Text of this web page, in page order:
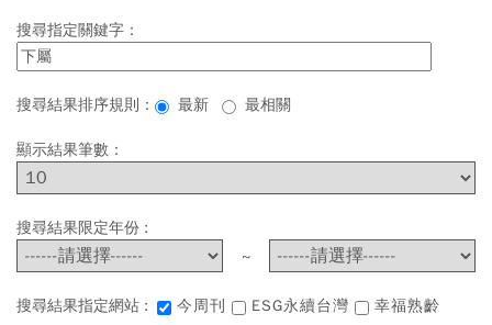
搜尋指定關鍵字：
搜尋結果排序規則： 最新 最相關
顯示結果筆數：
搜尋結果限定年份 :
~
搜尋結果指定網站 : 今周刊 ESG永續台灣 幸福熟齡